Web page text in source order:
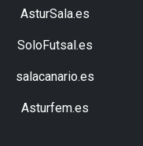
AsturSala.es
SoloFutsal.es
salacanario.es
Asturfem.es